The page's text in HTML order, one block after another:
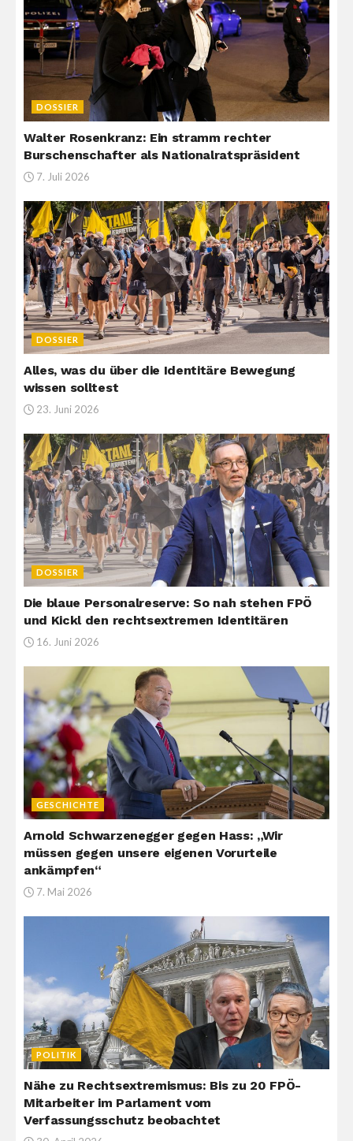
DOSSIER
Walter Rosenkranz: Ein stramm rechter
Burschenschafter als Nationalratspräsident
7. Juli 2026
DOSSIER
Alles, was du über die Identitäre Bewegung
wissen solltest
23. Juni 2026
DOSSIER
Die blaue Personalreserve: So nah stehen FPÖ
und Kickl den rechtsextremen Identitären
16. Juni 2026
GESCHICHTE
Arnold Schwarzenegger gegen Hass: „Wir
müssen gegen unsere eigenen Vorurteile
ankämpfen“
7. Mai 2026
POLITIK
Nähe zu Rechtsextremismus: Bis zu 20 FPÖ-
Mitarbeiter im Parlament vom
Verfassungsschutz beobachtet